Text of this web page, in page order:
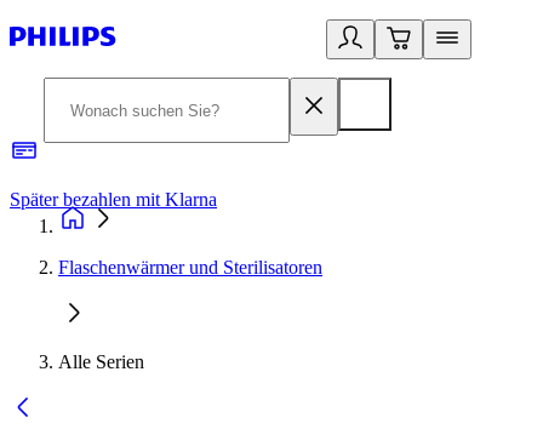
Später bezahlen mit Klarna
Flaschenwärmer und Sterilisatoren
Alle Serien